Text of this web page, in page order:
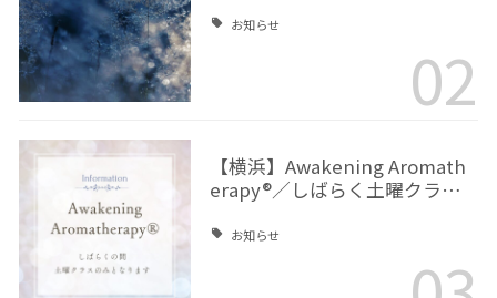
お知らせ
02
【横浜】Awakening Aromath
erapy®／しばらく土曜クラ…
お知らせ